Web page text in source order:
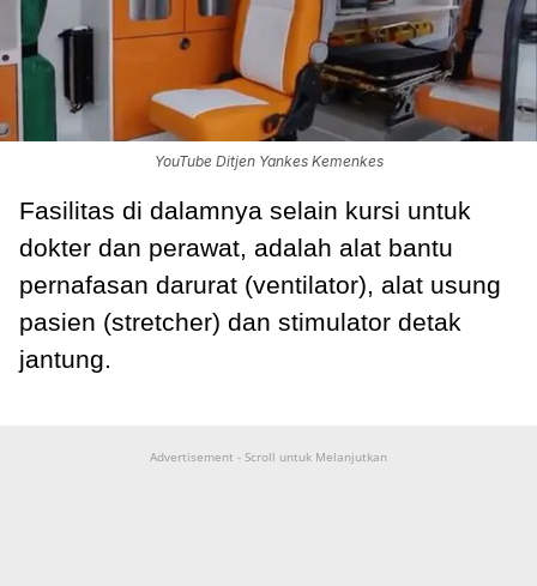
YouTube Ditjen Yankes Kemenkes
Fasilitas di dalamnya selain kursi untuk
dokter dan perawat, adalah alat bantu
pernafasan darurat (ventilator), alat usung
pasien (stretcher) dan stimulator detak
jantung.
Advertisement - Scroll untuk Melanjutkan